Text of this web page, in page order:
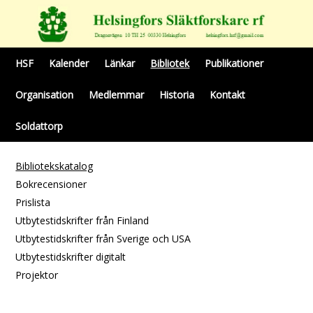
HSF Kalender Länkar Bibliotek Publikationer
Organisation Medlemmar Historia Kontakt
Soldattorp
Bibliotekskatalog
Bokrecensioner
Prislista
Utbytestidskrifter från Finland
Utbytestidskrifter från Sverige och USA
Utbytestidskrifter digitalt
Projektor